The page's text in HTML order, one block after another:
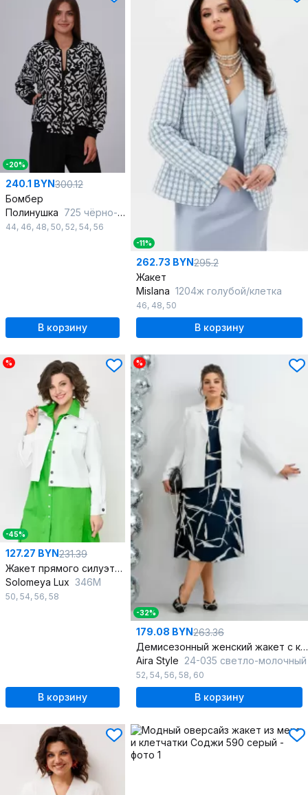
-20%
240.1 BYN300.12
Бомбер
Полинушка 725 чёрно-белый
44, 46, 48, 50, 52, 54, 56
В корзину
-11%
262.73 BYN295.2
Жакет
Mislana 1204ж голубой/клетка
46, 48, 50
В корзину
%
-45%
127.27 BYN231.39
Жакет прямого силуэта на каждый день из текстиля
Solomeya Lux 346M
50, 54, 56, 58
В корзину
%
-32%
179.08 BYN263.36
Демисезонный женский жакет с карманами и приталенным силуэтом
Aira Style 24-035 светло-молочный
52, 54, 56, 58, 60
В корзину